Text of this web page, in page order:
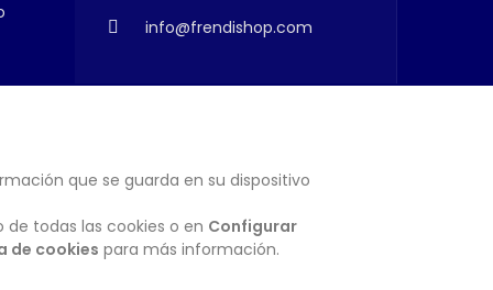
info@frendishop.com
SUSCRIBIRSE
que se guarda en su dispositivo
todas las cookies o en Configurar
de cookies para más información.